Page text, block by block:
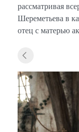
рассматривая
Шереметьева в
отец с матерью